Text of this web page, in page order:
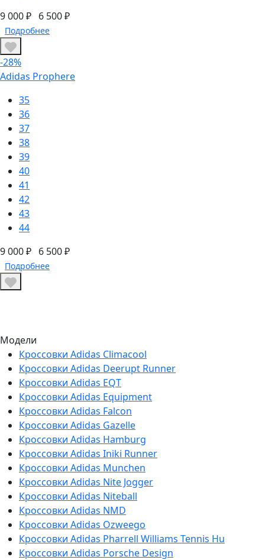
9 000 ₽ 6 500 ₽
Подробнее
-28%
Adidas Prophere
35
36
37
38
39
40
41
42
43
44
9 000 ₽ 6 500 ₽
Подробнее
Модели
Кроссовки Adidas Climacool
Кроссовки Adidas Deerupt Runner
Кроссовки Adidas EQT
Кроссовки Adidas Equipment
Кроссовки Adidas Falcon
Кроссовки Adidas Gazelle
Кроссовки Adidas Hamburg
Кроссовки Adidas Iniki Runner
Кроссовки Adidas Munchen
Кроссовки Adidas Nite Jogger
Кроссовки Adidas Niteball
Кроссовки Adidas NMD
Кроссовки Adidas Ozweego
Кроссовки Adidas Pharrell Williams Tennis Hu
Кроссовки Adidas Porsche Design